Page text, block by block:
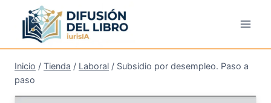
contenido
Inicio / Tienda / Laboral / Subsidio por desempleo. Paso a
paso